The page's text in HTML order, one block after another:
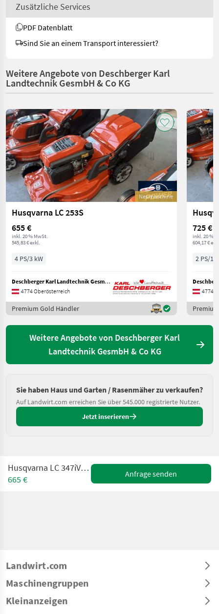
Zusätzliche Services
PDF Datenblatt
Sind Sie an einem Transport interessiert?
Weitere Angebote von Deschberger Karl
Landtechnik GesmbH & Co KG
Neumaschine
Husqvarna LC 253S
655 €
inkl. 20 % MwSt.
545,83 € exkl.
4 PS/3 kW
Deschberger Karl Landtechnik GesmbH & Co KG
4774 Oberösterreich
Premium Gold Händler
725 €
inkl. 20 %
604,17 €
2 PS/1
4774
Weitere Angebote von Deschberger Karl
Landtechnik GesmbH & Co KG
Sie haben Haus und Garten / Rasenmäher zu verkaufen?
Auf Landwirt.com erreichen Sie über 545.000 registrierte Nutzer.
Jetzt inserieren
Husqvarna LC 347iVX Akku-Rasenmäher
665 €
Anfrage senden
Landwirt.com
Maschinengruppen
Kleinanzeigen